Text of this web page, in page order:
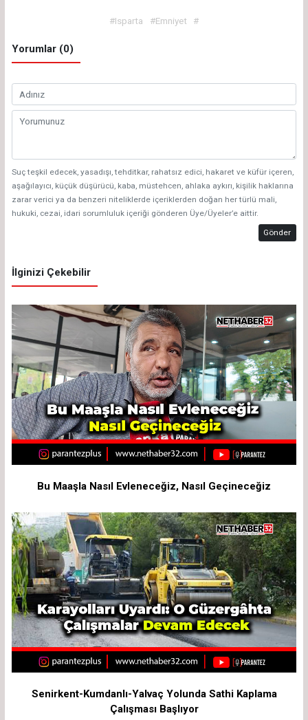
#Isparta #Emniyet #
Yorumlar (0)
Suç teşkil edecek, yasadışı, tehditkar, rahatsız edici, hakaret ve küfür içeren,
aşağılayıcı, küçük düşürücü, kaba, müstehcen, ahlaka aykırı, kişilik haklarına
zarar verici ya da benzeri niteliklerde içeriklerden doğan her türlü mali,
hukuki, cezai, idari sorumluluk içeriği gönderen Üye/Üyeler’e aittir.
Gönder
İlginizi Çekebilir
Bu Maaşla Nasıl Evleneceğiz, Nasıl Geçineceğiz
Senirkent-Kumdanlı-Yalvaç Yolunda Sathi Kaplama
Çalışması Başlıyor